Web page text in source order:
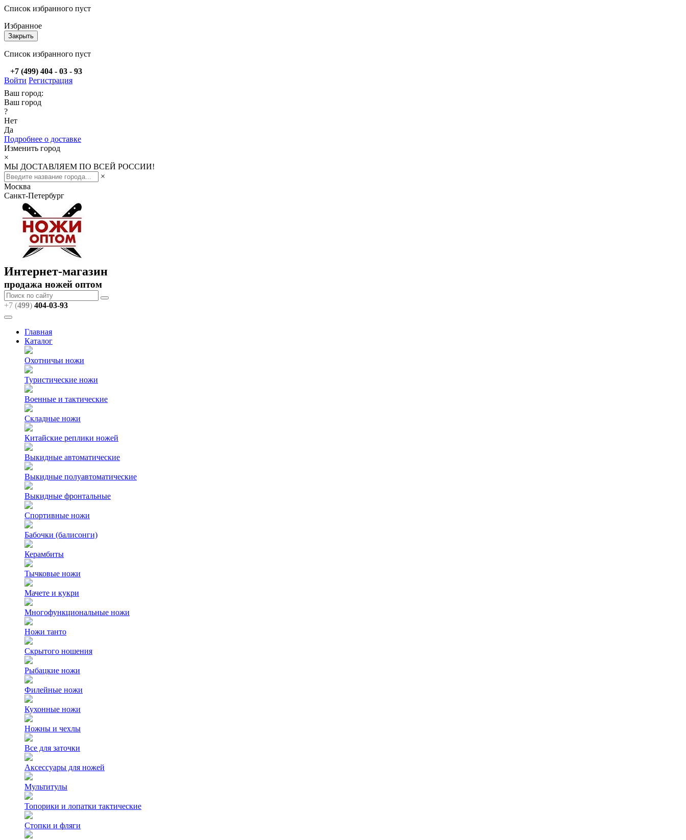
Список избранного пуст
Избранное
Закрыть
Список избранного пуст
+7 (499) 404 - 03 - 93
Войти Регистрация
Ваш город:
Ваш город
?
Нет
Да
Подробнее о доставке
Изменить город
×
МЫ ДОСТАВЛЯЕМ ПО ВСЕЙ РОССИИ!
×
Москва
Санкт-Петербург
Интернет-магазин
продажа ножей оптом
+7 (499) 404-03-93
Главная
Каталог
Охотничьи ножи
Туристические ножи
Военные и тактические
Складные ножи
Китайские реплики ножей
Выкидные автоматические
Выкидные полуавтоматические
Выкидные фронтальные
Спортивные ножи
Бабочки (балисонги)
Керамбиты
Тычковые ножи
Мачете и кукри
Многофункциональные ножи
Ножи танто
Скрытого ношения
Рыбацкие ножи
Филейные ножи
Кухонные ножи
Ножны и чехлы
Все для заточки
Аксессуары для ножей
Мультитулы
Топорики и лопатки тактические
Стопки и фляги